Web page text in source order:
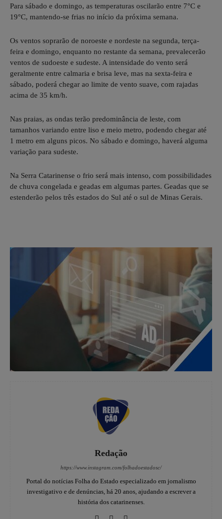
Para sábado e domingo, as temperaturas oscilarão entre 7°C e
19°C, mantendo-se frias no início da próxima semana.
Os ventos soprarão de noroeste e nordeste na segunda, terça-
feira e domingo, enquanto no restante da semana, prevalecerão
ventos de sudoeste e sudeste. A intensidade do vento será
geralmente entre calmaria e brisa leve, mas na sexta-feira e
sábado, poderá chegar ao limite de vento suave, com rajadas
acima de 35 km/h.
Nas praias, as ondas terão predominância de leste, com
tamanhos variando entre liso e meio metro, podendo chegar até
1 metro em alguns picos. No sábado e domingo, haverá alguma
variação para sudeste.
Na Serra Catarinense o frio será mais intenso, com possibilidades
de chuva congelada e geadas em algumas partes. Geadas que se
estenderão pelos três estados do Sul até o sul de Minas Gerais.
Redação
https://www.instagram.com/folhadoestadosc/
Portal do notícias Folha do Estado especializado em jornalismo
investigativo e de denúncias, há 20 anos, ajudando a escrever a
história dos catarinenses.